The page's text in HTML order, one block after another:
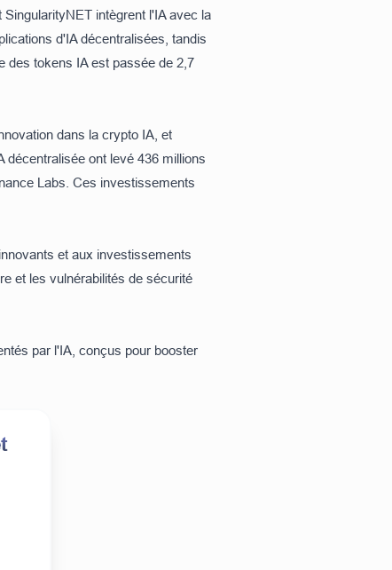
intègrent l'IA avec la
d'IA décentralisées, tandis
des tokens IA est passée de 2,7
dans la crypto IA, et
ont levé 436 millions
Labs. Ces investissements
et aux investissements
et les vulnérabilités de sécurité
par l'IA, conçus pour booster